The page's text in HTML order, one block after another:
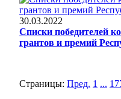
30.03.2022
Списки победителей
грантов и премий
Страницы: Пред. 1 ...